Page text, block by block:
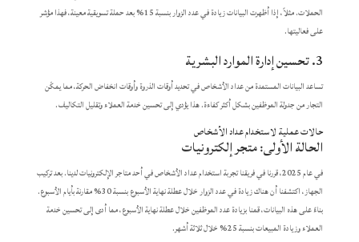
الحملات. مثلاً، إذا أظهرت البيانات زيادة في عدد الزوار بنسبة 15% بعد حملة تسويقية معينة، فهذا مؤشر
على فعاليتها.
3. تحسين إدارة الموارد البشرية
تساعد البيانات المستمدة من عداد الأشخاص في تحديد أوقات الذروة وأوقات انخفاض الحركة، مما يمكّن
التجار من جدولة الموظفين بشكل أكثر كفاءة. هذا يؤدي إلى تحسين خدمة العملاء وتقليل التكاليف.
حالات عملية لاستخدام عداد الأشخاص
الحالة الأولى: متجر إلكترونيات
في عام 2025، قررنا في فريقنا تجربة استخدام عداد الأشخاص في أحد متاجر الإلكترونيات لدينا. بعد تركيب
الجهاز، اكتشفنا أن هناك زيادة في عدد الزوار خلال عطلة نهاية الأسبوع بنسبة 30% مقارنة بأيام الأسبوع.
بناءً على هذه البيانات، قمنا بزيادة عدد الموظفين خلال عطلة نهاية الأسبوع، مما أدى إلى تحسين خدمة
العملاء وزيادة المبيعات بنسبة 25% خلال ثلاثة أشهر.